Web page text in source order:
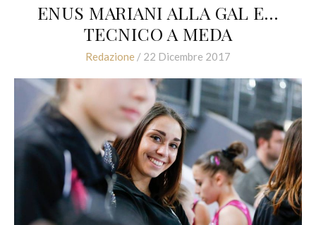
ENUS MARIANI ALLA GAL E…
TECNICO A MEDA
Redazione / 22 Dicembre 2017